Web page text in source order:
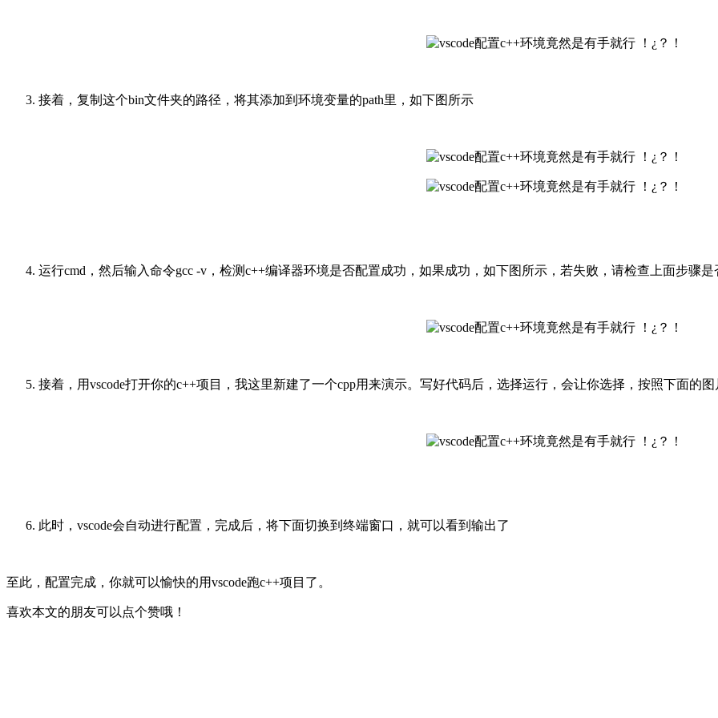
接着，复制这个bin文件夹的路径，将其添加到环境变量的path里，如下图所示
运行cmd，然后输入命令gcc -v，检测c++编译器环境是否配置成功，如果成功，如下图所示，若失败，请检查上面步骤
接着，用vscode打开你的c++项目，我这里新建了一个cpp用来演示。写好代码后，选择运行，会让你选择，按照下面的
此时，vscode会自动进行配置，完成后，将下面切换到终端窗口，就可以看到输出了
至此，配置完成，你就可以愉快的用vscode跑c++项目了。
喜欢本文的朋友可以点个赞哦！